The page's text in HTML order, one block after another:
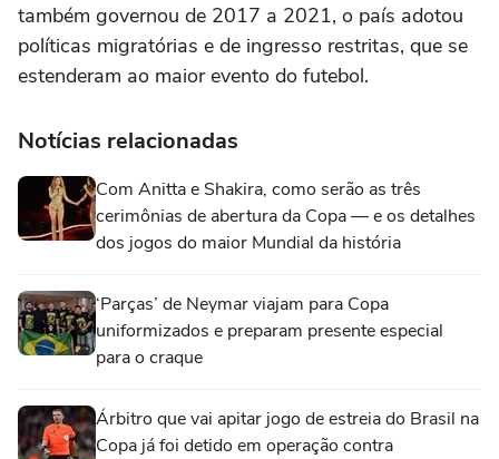
também governou de 2017 a 2021, o país adotou
políticas migratórias e de ingresso restritas, que se
estenderam ao maior evento do futebol.
Notícias relacionadas
Com Anitta e Shakira, como serão as três
cerimônias de abertura da Copa — e os detalhes
dos jogos do maior Mundial da história
‘Parças’ de Neymar viajam para Copa
uniformizados e preparam presente especial
para o craque
Árbitro que vai apitar jogo de estreia do Brasil na
Copa já foi detido em operação contra